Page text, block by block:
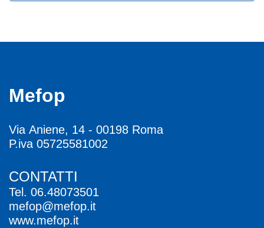
Mefop
Via Aniene, 14 - 00198 Roma
P.iva 05725581002
CONTATTI
Tel. 06.48073501
mefop@mefop.it
www.mefop.it